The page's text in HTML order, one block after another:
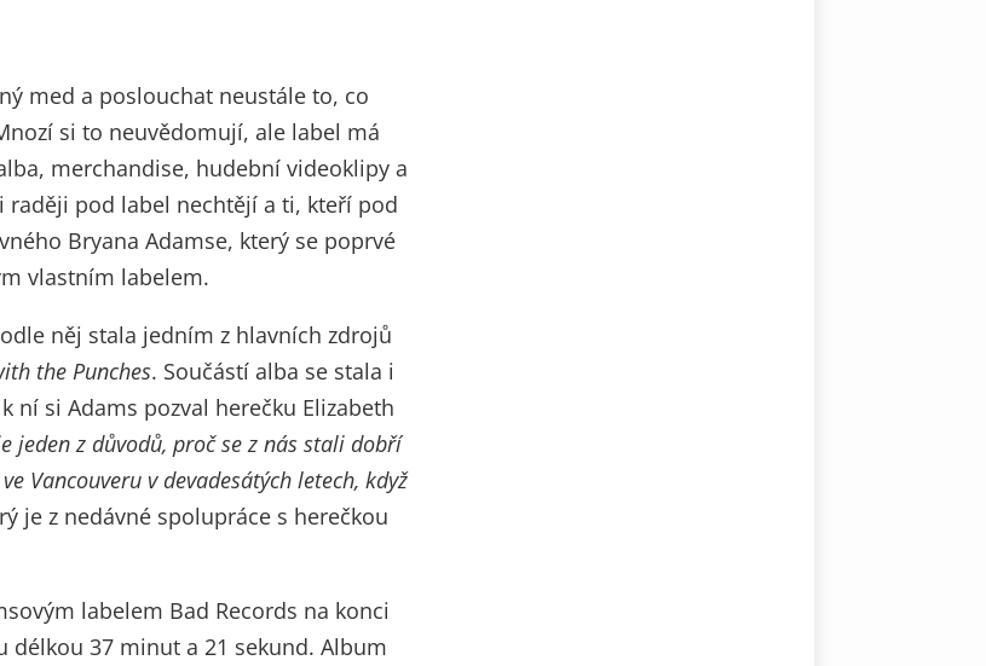
med a poslouchat neustále to, co
si to neuvědomují, ale label má
merchandise, hudební videoklipy a
raději pod label nechtějí a ti, kteří pod
Bryana Adamse, který se poprvé
vlastním labelem.
něj stala jedním z hlavních zdrojů
the Punches. Součástí alba se stala i
ní si Adams pozval herečku Elizabeth
jeden z důvodů, proč se z nás stali dobří
Vancouveru v devadesátých letech, když
je z nedávné spolupráce s herečkou
labelem Bad Records na konci
délkou 37 minut a 21 sekund. Album